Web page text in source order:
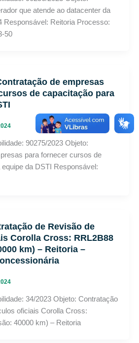
que atende ao datacenter da
Responsável: Reitoria Processo:
50
de empresas
de capacitação para
90275/2023 Objeto:
para fornecer cursos de
da DSTI Responsável:
de Revisão de
Corolla Cross: RRL2B88
km) – Reitoria –
34/2023 Objeto: Contratação
oficiais Corolla Cross:
40000 km) – Reitoria